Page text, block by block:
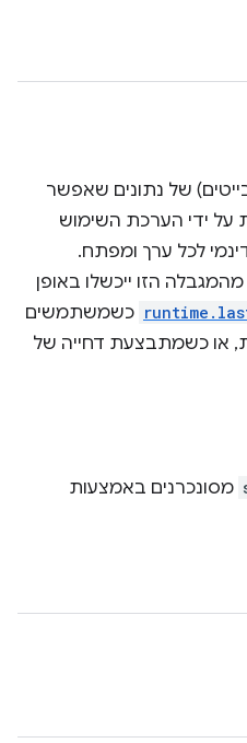
של נתונים שאפשר
על ידי הערכת השימוש
לכל ערך ומפתח.
הזו ייכשלו באופן
כשמשתמשים
או כשמתבצעת דחייה של
מסונכרנים באמצעות